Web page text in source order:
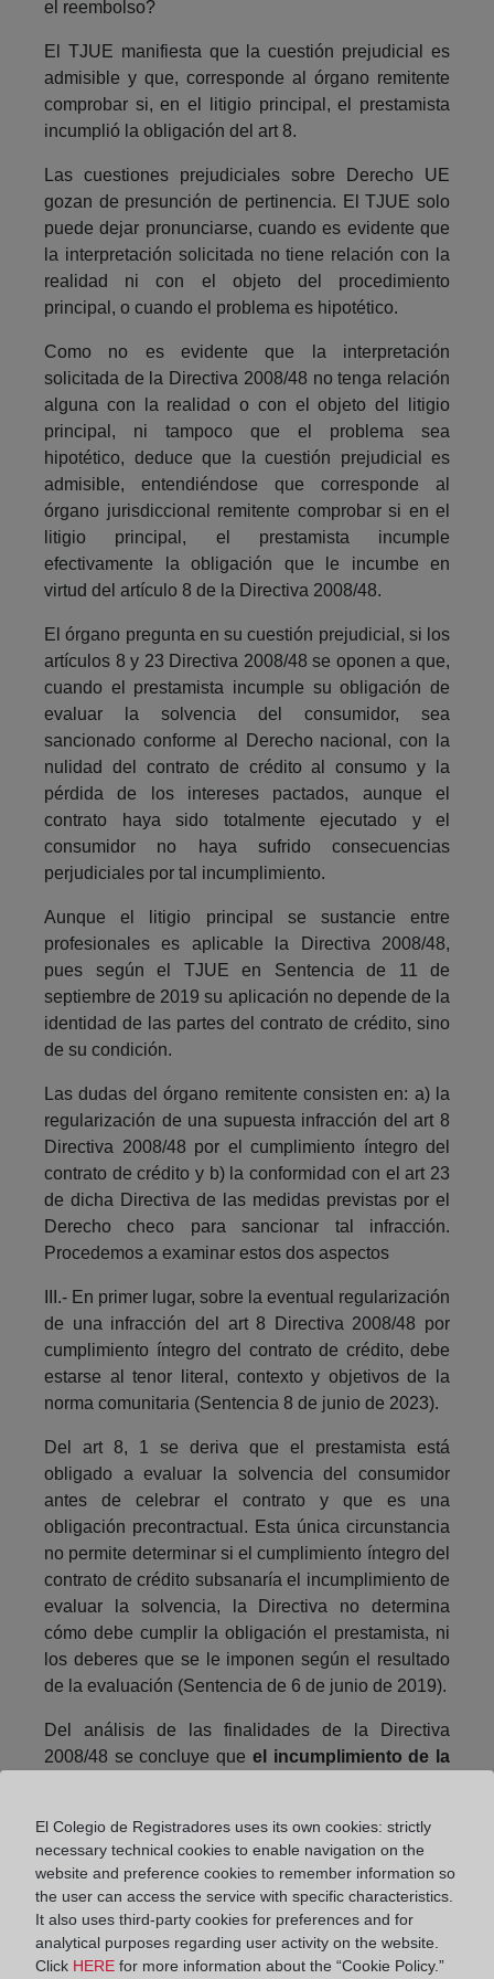
el reembolso?
El TJUE manifiesta que la cuestión prejudicial es
admisible y que, corresponde al órgano remitente
comprobar si, en el litigio principal, el prestamista
incumplió la obligación del art 8.
Las cuestiones prejudiciales sobre Derecho UE
gozan de presunción de pertinencia. El TJUE solo
puede dejar pronunciarse, cuando es evidente que
la interpretación solicitada no tiene relación con la
realidad ni con el objeto del procedimiento
principal, o cuando el problema es hipotético.
Como no es evidente que la interpretación
solicitada de la Directiva 2008/48 no tenga relación
alguna con la realidad o con el objeto del litigio
principal, ni tampoco que el problema sea
hipotético, deduce que la cuestión prejudicial es
admisible, entendiéndose que corresponde al
órgano jurisdiccional remitente comprobar si en el
litigio principal, el prestamista incumple
efectivamente la obligación que le incumbe en
virtud del artículo 8 de la Directiva 2008/48.
El órgano pregunta en su cuestión prejudicial, si los
artículos 8 y 23 Directiva 2008/48 se oponen a que,
cuando el prestamista incumple su obligación de
evaluar la solvencia del consumidor, sea
sancionado conforme al Derecho nacional, con la
nulidad del contrato de crédito al consumo y la
pérdida de los intereses pactados, aunque el
contrato haya sido totalmente ejecutado y el
consumidor no haya sufrido consecuencias
perjudiciales por tal incumplimiento.
Aunque el litigio principal se sustancie entre
profesionales es aplicable la Directiva 2008/48,
pues según el TJUE en Sentencia de 11 de
septiembre de 2019 su aplicación no depende de la
identidad de las partes del contrato de crédito, sino
de su condición.
Las dudas del órgano remitente consisten en: a) la
regularización de una supuesta infracción del art 8
Directiva 2008/48 por el cumplimiento íntegro del
contrato de crédito y b) la conformidad con el art 23
de dicha Directiva de las medidas previstas por el
Derecho checo para sancionar tal infracción.
Procedemos a examinar estos dos aspectos
III.- En primer lugar, sobre la eventual regularización
de una infracción del art 8 Directiva 2008/48 por
cumplimiento íntegro del contrato de crédito, debe
estarse al tenor literal, contexto y objetivos de la
norma comunitaria (Sentencia 8 de junio de 2023).
Del art 8, 1 se deriva que el prestamista está
obligado a evaluar la solvencia del consumidor
antes de celebrar el contrato y que es una
obligación precontractual. Esta única circunstancia
no permite determinar si el cumplimiento íntegro del
contrato de crédito subsanaría el incumplimiento de
evaluar la solvencia, la Directiva no determina
cómo debe cumplir la obligación el prestamista, ni
los deberes que se le imponen según el resultado
de la evaluación (Sentencia de 6 de junio de 2019).
Del análisis de las finalidades de la Directiva
2008/48 se concluye que el incumplimiento de la
íntegramente el contrato de crédito y que es
irrelevante que el consumidor no haga objeción
alguna en el período de reembolso.
La obligación de evaluar la solvencia para proteger
al consumidor de los riesgos del
El Colegio de Registradores uses its own cookies: strictly
necessary technical cookies to enable navigation on the
website and preference cookies to remember information so
the user can access the service with specific characteristics.
It also uses third-party cookies for preferences and for
analytical purposes regarding user activity on the website.
Click HERE for more information about the “Cookie Policy.”